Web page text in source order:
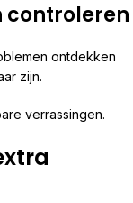
controleren
ontdekken
zijn.
verrassingen.